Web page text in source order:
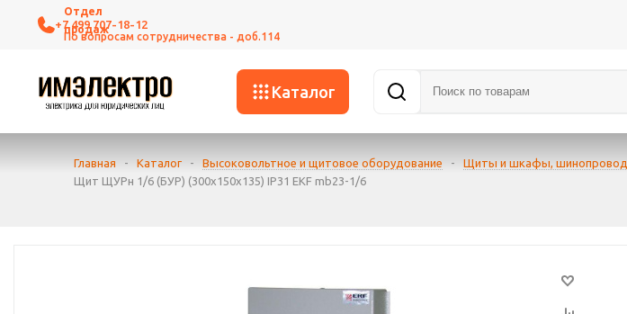
+7 499 707-18-12
Каталог
Главная - Каталог - Высоковольтное и щитовое оборудование - Щиты и шкафы, шинопровод
Щит ЩУРн 1/6 (БУР) (300х150х135) IP31 EKF mb23-1/6